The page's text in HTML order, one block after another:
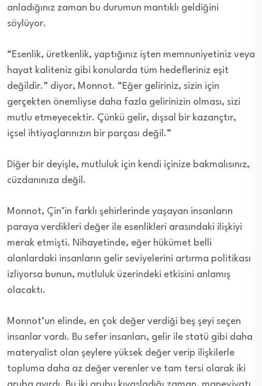
anladığınız zaman bu durumun mantıklı geldiğini
söylüyor.
“Esenlik, üretkenlik, yaptığınız işten memnuniyetiniz veya
hayat kaliteniz gibi konularda tüm hedefleriniz eşit
değildir.” diyor, Monnot. “Eğer geliriniz, sizin için
gerçekten önemliyse daha fazla gelirinizin olması, sizi
mutlu etmeyecektir. Çünkü gelir, dışsal bir kazançtır,
içsel ihtiyaçlarınızın bir parçası değil.”
Diğer bir deyişle, mutluluk için kendi içinize bakmalısınız,
cüzdanınıza değil.
Monnot, Çin’in farklı şehirlerinde yaşayan insanların
paraya verdikleri değer ile esenlikleri arasındaki ilişkiyi
merak etmişti. Nihayetinde, eğer hükümet belli
alanlardaki insanların gelir seviyelerini artırma politikası
izliyorsa bunun, mutluluk üzerindeki etkisini anlamış
olacaktı.
Monnot’un elinde, en çok değer verdiği beş şeyi seçen
insanlar vardı. Bu sefer insanları, gelir ile statü gibi daha
materyalist olan şeylere yüksek değer verip ilişkilerle
topluma daha az değer verenler ve tam tersi olarak iki